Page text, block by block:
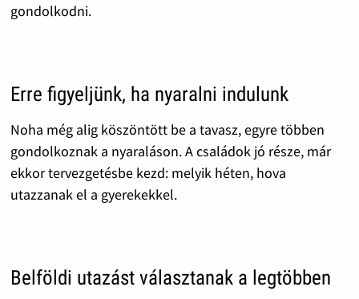
gondolkodni.
Erre figyeljünk, ha nyaralni indulunk
Noha még alig köszöntött be a tavasz, egyre többen
gondolkoznak a nyaraláson. A családok jó része, már
ekkor tervezgetésbe kezd: melyik héten, hova
utazzanak el a gyerekekkel.
Belföldi utazást választanak a legtöbben